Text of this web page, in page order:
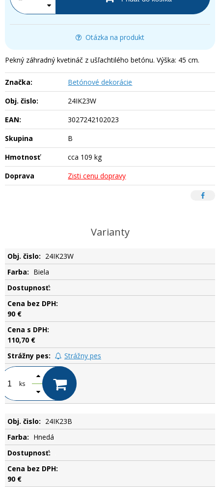
Otázka na produkt
Pekný záhradný kvetináč z ušľachtilého betónu. Výška: 45 cm.
Značka:
Betónové dekorácie
Obj. čislo:
24IK23W
EAN:
3027242102023
Skupina
B
Hmotnosť
cca 109 kg
Doprava
Zisti cenu dopravy
Varianty
24IK23W
Biela
90 €
110,70 €
Strážny pes
ks
24IK23B
Hnedá
90 €